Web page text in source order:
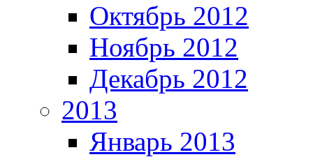
Октябрь 2012
Ноябрь 2012
Декабрь 2012
2013
Январь 2013